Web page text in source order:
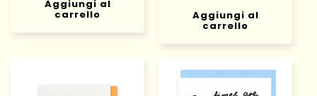
listino
Aggiungi al
carrello
listino
Aggiungi al
carrello